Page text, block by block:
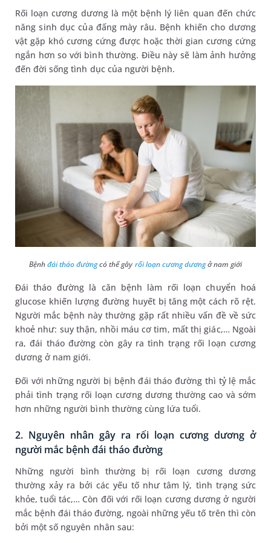
Rối loạn cương dương là một bệnh lý liên quan đến chức
năng sinh dục của đấng mày râu. Bệnh khiến cho dương
vật gặp khó cương cứng được hoặc thời gian cương cứng
ngắn hơn so với bình thường. Điều này sẽ làm ảnh hưởng
đến đời sống tình dục của người bệnh.
Bệnhđái tháo đườngcó thể gây rối loạn cương dươngở nam giới
Đái tháo đường là căn bệnh làm rối loạn chuyển hoá
glucose khiến lượng đường huyết bị tăng một cách rõ rệt.
Người mắc bệnh này thường gặp rất nhiều vấn đề về sức
khoẻ như: suy thận, nhồi máu cơ tim, mất thị giác,… Ngoài
ra, đái tháo đường còn gây ra tình trạng rối loạn cương
dương ở nam giới.
Đối với những người bị bệnh đái tháo đường thì tỷ lệ mắc
phải tình trạng rối loạn cương dương thường cao và sớm
hơn những người bình thường cùng lứa tuổi.
2. Nguyên nhân gây ra rối loạn cương dương ở
người mắc bệnh đái tháo đường
Những người bình thường bị rối loạn cương dương
thường xảy ra bởi các yếu tố như tâm lý, tình trạng sức
khỏe, tuổi tác,… Còn đối với rối loạn cương dương ở người
mắc bệnh đái tháo đường, ngoài những yếu tố trên thì còn
bởi một số nguyên nhân sau: